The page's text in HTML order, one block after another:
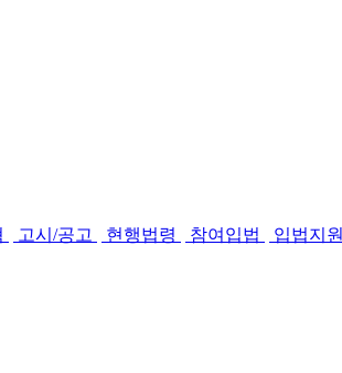
고시/공고 현행법령 참여입법
입법지원